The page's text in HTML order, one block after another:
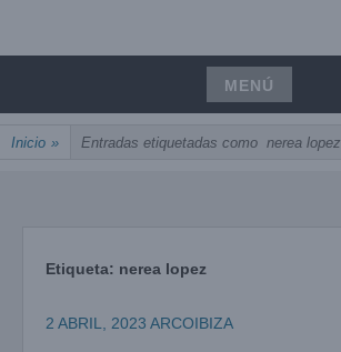
ARCOIBIZA
MENÚ
Saltar
al
Inicio » Entradas etiquetadas como nerea lopez
Etiqueta: nerea lopez
2 ABRIL, 2023 ARCOIBIZA